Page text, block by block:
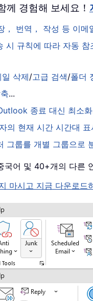
경험해 보세요！
번역， 작성 등 이메
시 규칙에 따라 자동 참
삭제/고급 검색/폴더
...
종료 대신 최소화
의 현재 시간 시간대 표
그룹를 개별 그룹으로
어 및 40+개의 다른
시고 지금 다운로드